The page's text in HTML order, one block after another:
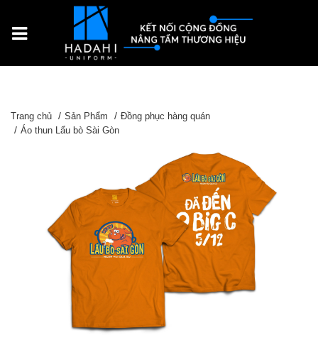
Trang chủ Sản Phẩm
Đồng phục hàng quán
Áo thun Lẩu bò Sài Gòn